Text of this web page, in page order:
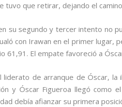
que retirar, dejando el
su segundo y tercer intento no
con Irawan en el primer lugar,
61,91. El empate favoreció a
de arranque de Óscar, la
y Óscar Figueroa llegó como
debía afianzar su primera